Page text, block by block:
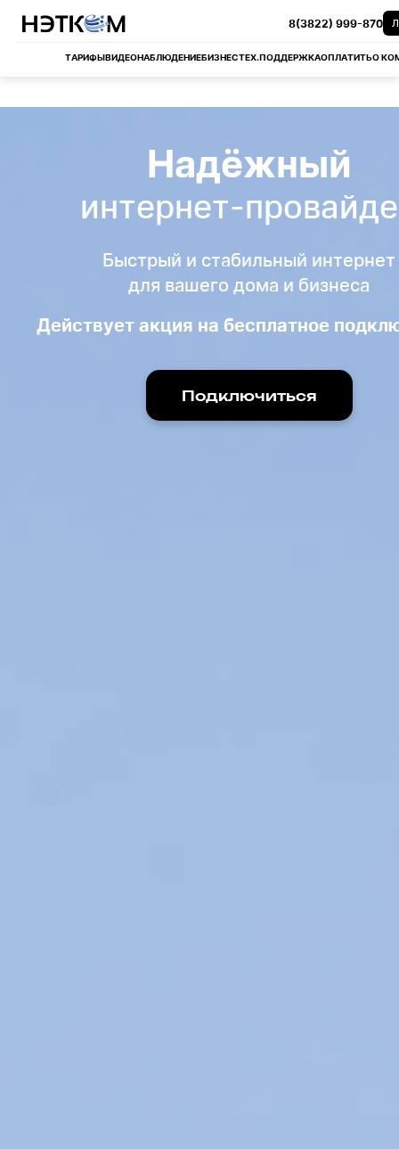
ТАРИФЫВИДЕОНАБЛЮДЕНИЕБИЗНЕСТЕХ.ПОДДЕРЖКАОПЛАТИТЬО
8(3822) 999-870
Надёжный
интернет-
Быстрый и стабильный интернет
для вашего дома и бизнеса
Действует акция на бесплатное
Подключиться